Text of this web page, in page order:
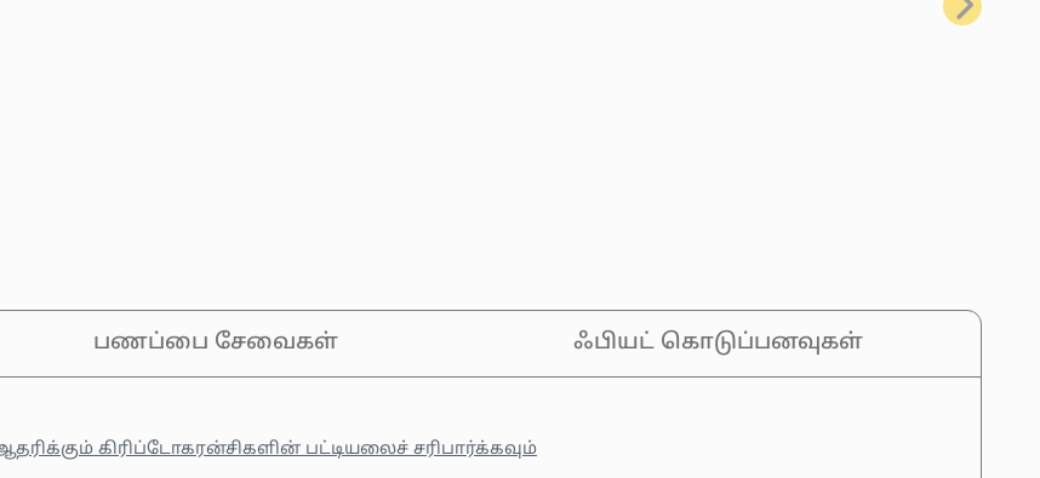
அடுத்தது
பணப்பை சேவைகள் ஃபியட் கொடுப்பனவுகள்
கிரிப்டோகரன்சிகளின் பட்டியலைச் சரிபார்க்கவும்